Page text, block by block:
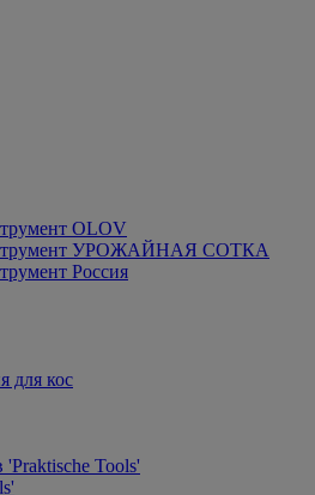
OLOV
УРОЖАЙНАЯ СОТКА
Россия
для кос
Tools'